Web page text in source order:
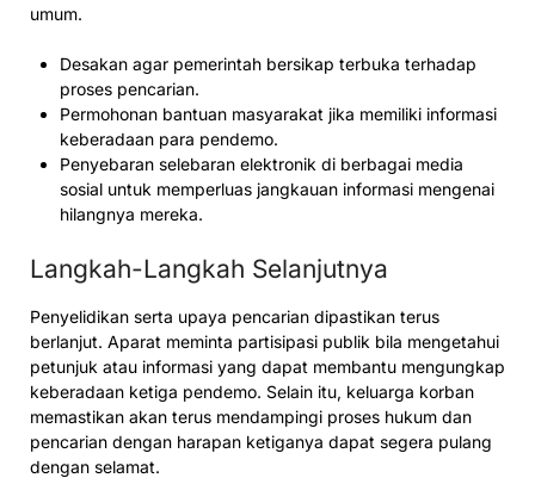
umum.
Desakan agar pemerintah bersikap terbuka terhadap
proses pencarian.
Permohonan bantuan masyarakat jika memiliki informasi
keberadaan para pendemo.
Penyebaran selebaran elektronik di berbagai media
sosial untuk memperluas jangkauan informasi mengenai
hilangnya mereka.
Langkah-Langkah Selanjutnya
Penyelidikan serta upaya pencarian dipastikan terus
berlanjut. Aparat meminta partisipasi publik bila mengetahui
petunjuk atau informasi yang dapat membantu mengungkap
keberadaan ketiga pendemo. Selain itu, keluarga korban
memastikan akan terus mendampingi proses hukum dan
pencarian dengan harapan ketiganya dapat segera pulang
dengan selamat.